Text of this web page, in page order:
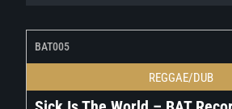
BAT005
REGGAE/DUB